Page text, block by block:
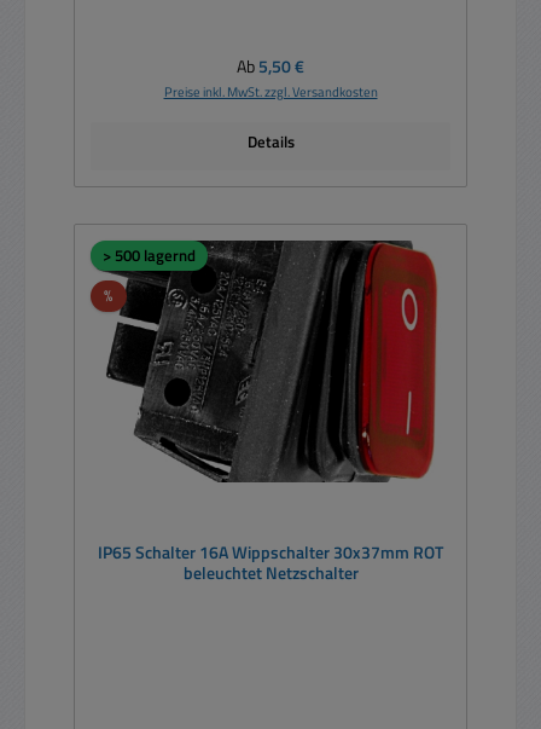
Regulärer Preis:
Ab5,50 €
Preise inkl. MwSt. zzgl. Versandkosten
Details
> 500 lagernd
%Rabatt
IP65 Schalter 16A Wippschalter 30x37mm ROT
beleuchtet Netzschalter